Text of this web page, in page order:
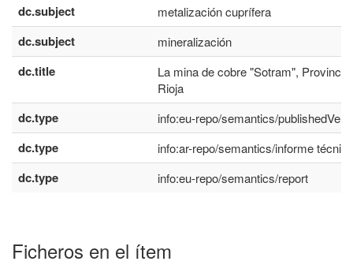
dc.subject metalización cuprífera
dc.subject mineralización
dc.title
La mina de cobre "Sotram", Provincia
Rioja
dc.type info:eu-repo/semantics/
dc.type info:ar-repo/semantics/informe técnico
dc.type info:eu-repo/semantics/report
Ficheros en el ítem